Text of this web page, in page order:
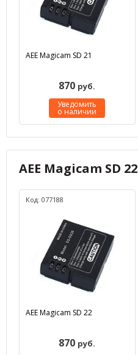
AEE Magicam SD 21
870 руб.
Уведомить
о наличии
AEE Magicam SD 22
Код: 077188
AEE Magicam SD 22
870 руб.